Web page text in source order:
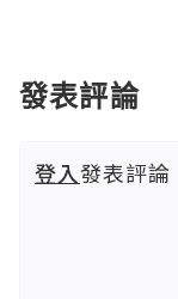
發表評論
登入發表評論